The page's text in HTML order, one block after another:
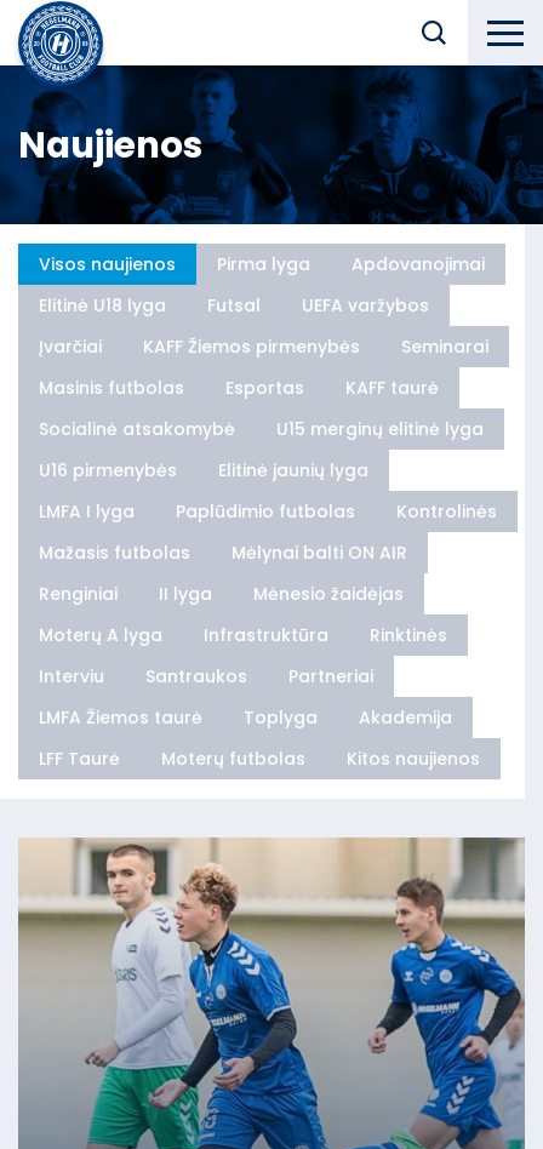
Naujienos
Visos naujienos Pirma lyga
Apdovanojimai
Elitinė U18 lyga
Futsal
UEFA varžybos
Įvarčiai
KAFF Žiemos pirmenybės
Seminarai
Masinis futbolas
Esportas
KAFF taurė
Socialinė atsakomybė
U15 merginų elitinė lyga
U16 pirmenybės
Elitinė jaunių lyga
LMFA I lyga
Paplūdimio futbolas
Kontrolinės
Mažasis futbolas
Mėlynai balti ON AIR
Renginiai
II lyga
Mėnesio žaidėjas
Moterų A lyga
Infrastruktūra
Rinktinės
Interviu
Santraukos
Partneriai
LMFA Žiemos taurė
Toplyga
Akademija
LFF Taurė
Moterų futbolas Kitos naujienos